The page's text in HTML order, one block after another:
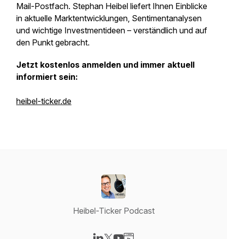
Mail-Postfach. Stephan Heibel liefert Ihnen Einblicke
in aktuelle Marktentwicklungen, Sentimentanalysen
und wichtige Investmentideen – verständlich und auf
den Punkt gebracht.
Jetzt kostenlos anmelden und immer aktuell
informiert sein:
heibel-ticker.de
Heibel-Ticker Podcast